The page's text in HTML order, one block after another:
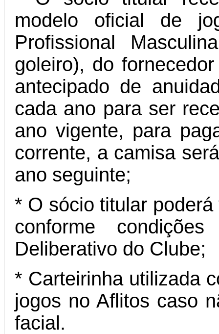
modelo oficial de
Profissional
goleiro), do
antecipado de
cada ano para ser
ano vigente, para
corrente, a camisa
ano seguinte;
* O sócio titular
conforme
Deliberativo do Clube;
* Carteirinha utilizada
jogos no Aflitos caso
facial.